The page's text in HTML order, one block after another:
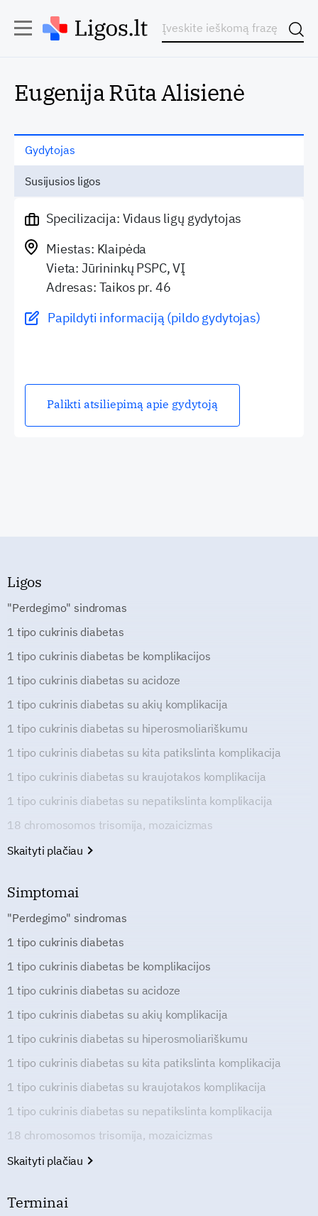
Eugenija Rūta Alisienė
Gydytojas
Susijusios ligos
Specilizacija: Vidaus ligų gydytojas
Miestas: Klaipėda
Vieta: Jūrininkų PSPC, VĮ
Adresas: Taikos pr. 46
Papildyti informaciją (pildo gydytojas)
Palikti atsiliepimą apie gydytoją
Ligos
"Perdegimo" sindromas
1 tipo cukrinis diabetas
1 tipo cukrinis diabetas be komplikacijos
1 tipo cukrinis diabetas su acidoze
1 tipo cukrinis diabetas su akių komplikacija
1 tipo cukrinis diabetas su hiperosmoliariškumu
1 tipo cukrinis diabetas su kita patikslinta komplikacija
1 tipo cukrinis diabetas su kraujotakos komplikacija
1 tipo cukrinis diabetas su nepatikslinta komplikacija
18 chromosomos trisomija, mozaicizmas
Skaityti plačiau
Simptomai
"Perdegimo" sindromas
1 tipo cukrinis diabetas
1 tipo cukrinis diabetas be komplikacijos
1 tipo cukrinis diabetas su acidoze
1 tipo cukrinis diabetas su akių komplikacija
1 tipo cukrinis diabetas su hiperosmoliariškumu
1 tipo cukrinis diabetas su kita patikslinta komplikacija
1 tipo cukrinis diabetas su kraujotakos komplikacija
1 tipo cukrinis diabetas su nepatikslinta komplikacija
18 chromosomos trisomija, mozaicizmas
Skaityti plačiau
Terminai